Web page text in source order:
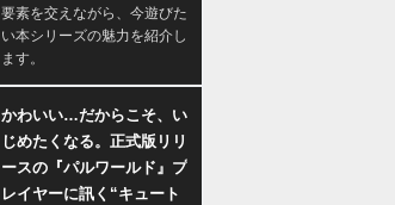
要素を交えながら、今遊びた
い本シリーズの魅力を紹介し
ます。
かわいい…だからこそ、い
じめたくなる。正式版リリ
ースの『パルワールド』プ
レイヤーに訊く“キュート